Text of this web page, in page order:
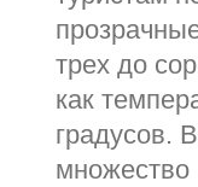
трех до
как
градусов.